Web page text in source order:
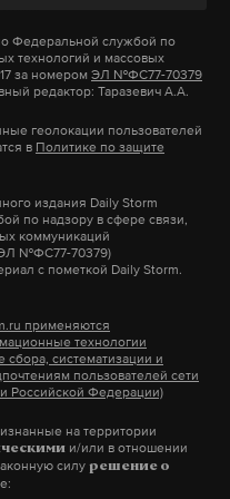
Storm в MAX
интернет.
Telegram
VK
#разлив мазута
«Путешествие в
в квестах,
сделать
праздничных
призы и сувениры. В
разные домики
ручной работы от
забавы, музыка
о
Федеральной службой по
технологий и массовых
за номером ЭЛ №ФС77-70379
редактор: Таразевич А.А.
геолокации пользователей
в Политике по защите
издания Daily Storm
по надзору в сфере связи,
коммуникаций
ЭЛ №ФС77-70379)
с пометкой Daily Storm.
применяются
технологии
систематизации и
пользователей сети
Российской Федерации)
на территории
и/или в отношении
силу решение о